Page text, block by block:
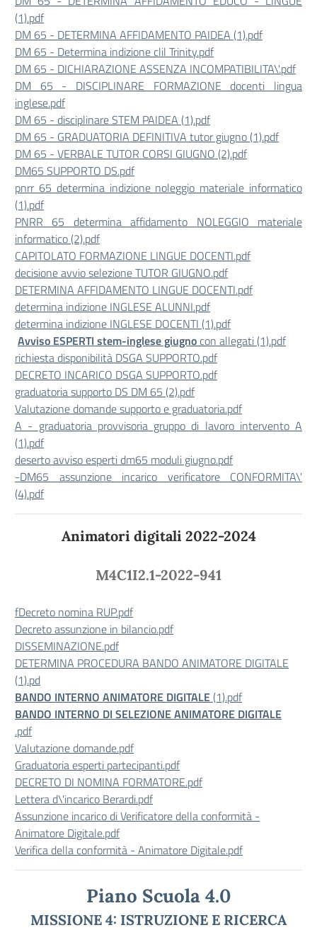
(1).pdf
DM 65 - DETERMINA AFFIDAMENTO PAIDEA (1).pdf
DM 65 - Determina indizione clil Trinity.pdf
DM 65 - DICHIARAZIONE ASSENZA INCOMPATIBILITA\'.pdf
DM 65 - DISCIPLINARE FORMAZIONE docenti lingua
inglese.pdf
DM 65 - disciplinare STEM PAIDEA (1).pdf
DM 65 - GRADUATORIA DEFINITIVA tutor giugno (1).pdf
DM 65 - VERBALE TUTOR CORSI GIUGNO (2).pdf
DM65 SUPPORTO DS.pdf
pnrr 65 determina indizione noleggio materiale informatico
(1).pdf
PNRR 65 determina affidamento NOLEGGIO materiale
informatico (2).pdf
CAPITOLATO FORMAZIONE LINGUE DOCENTI.pdf
decisione avvio selezione TUTOR GIUGNO.pdf
DETERMINA AFFIDAMENTO LINGUE DOCENTI.pdf
determina indizione INGLESE ALUNNI.pdf
determina indizione INGLESE DOCENTI (1).pdf
Avviso ESPERTI stem-inglese giugno con allegati (1).pdf
richiesta disponibilità DSGA SUPPORTO.pdf
DECRETO INCARICO DSGA SUPPORTO.pdf
graduatoria supporto DS DM 65 (2).pdf
Valutazione domande supporto e graduatoria.pdf
A - graduatoria provvisoria gruppo di lavoro intervento A
(1).pdf
deserto avviso esperti dm65 moduli giugno.pdf
-DM65 assunzione incarico verificatore CONFORMITA\'
(4).pdf
Animatori digitali 2022-2024
M4C1I2.1-2022-941
fDecreto nomina RUP.pdf
Decreto assunzione in bilancio.pdf
DISSEMINAZIONE.pdf
DETERMINA PROCEDURA BANDO ANIMATORE DIGITALE
(1).pd
BANDO INTERNO ANIMATORE DIGITALE (1).pdf
BANDO INTERNO DI SELEZIONE ANIMATORE DIGITALE
.pdf
Valutazione domande.pdf
Graduatoria esperti partecipanti.pdf
DECRETO DI NOMINA FORMATORE.pdf
Lettera d\'incarico Berardi.pdf
Assunzione incarico di Verificatore della conformità -
Animatore Digitale.pdf
Verifica della conformità - Animatore Digitale.pdf
Piano Scuola 4.0
MISSIONE 4: ISTRUZIONE E RICERCA